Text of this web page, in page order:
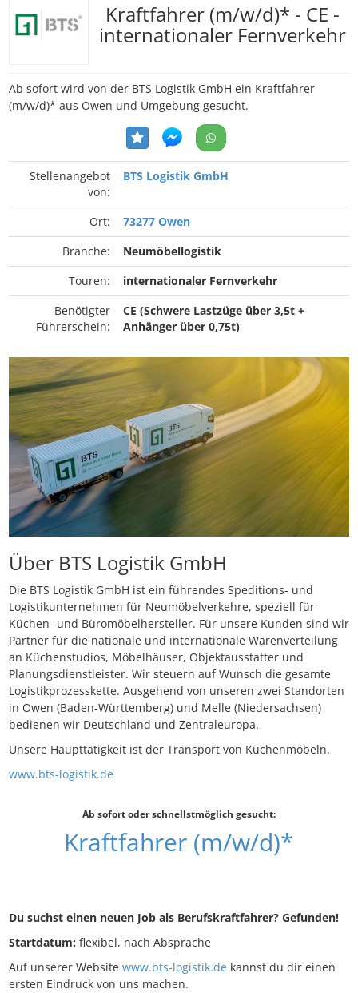
Kraftfahrer (m/w/d)* - CE -
internationaler Fernverkehr
Ab sofort wird von der BTS Logistik GmbH ein Kraftfahrer
(m/w/d)* aus Owen und Umgebung gesucht.
Stellenangebot
von:
BTS Logistik GmbH
Ort:
73277 Owen
Branche:
Neumöbellogistik
Touren:
internationaler Fernverkehr
Benötigter
Führerschein:
CE (Schwere Lastzüge über 3,5t +
Anhänger über 0,75t)
Über BTS Logistik GmbH
Die BTS Logistik GmbH ist ein führendes Speditions- und
Logistikunternehmen für Neumöbelverkehre, speziell für
Küchen- und Büromöbelhersteller. Für unsere Kunden sind wir
Partner für die nationale und internationale Warenverteilung
an Küchenstudios, Möbelhäuser, Objektausstatter und
Planungsdienstleister. Wir steuern auf Wunsch die gesamte
Logistikprozesskette. Ausgehend von unseren zwei Standorten
in Owen (Baden-Württemberg) und Melle (Niedersachsen)
bedienen wir Deutschland und Zentraleuropa.
Unsere Haupttätigkeit ist der Transport von Küchenmöbeln.
www.bts-logistik.de
Ab sofort oder schnellstmöglich gesucht:
Kraftfahrer (m/w/d)*
Du suchst einen neuen Job als Berufskraftfahrer? Gefunden!
Startdatum: flexibel, nach Absprache
Auf unserer Website www.bts-logistik.de kannst du dir einen
ersten Eindruck von uns machen.